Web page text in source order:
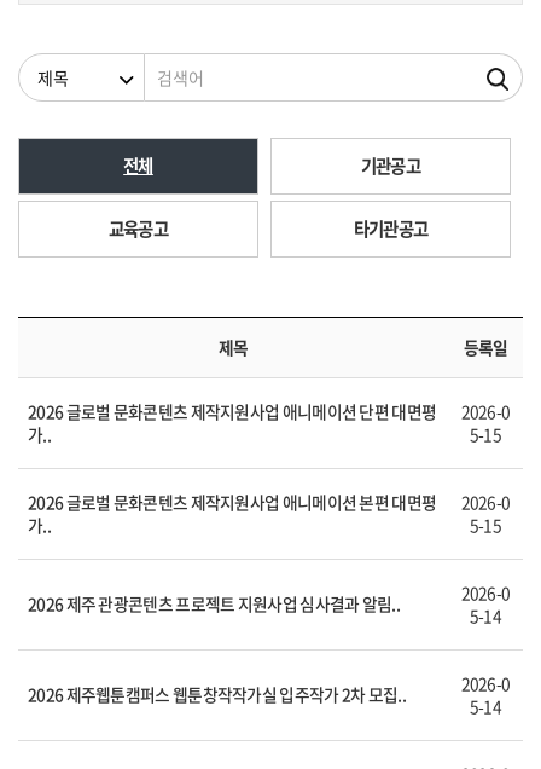
검색조건 검색어
전체 기관공고
교육공고 타기관공고
제목 등록일
2026 글로벌 문화콘텐츠 제작지원사업 애니메이션 단편 대면평
가..
2026-0
5-15
2026 글로벌 문화콘텐츠 제작지원사업 애니메이션 본편 대면평
가..
2026-0
5-15
2026 제주 관광콘텐츠 프로젝트 지원사업 심사결과 알림..
2026-0
5-14
2026 제주웹툰캠퍼스 웹툰창작작가실 입주작가 2차 모집..
2026-0
5-14